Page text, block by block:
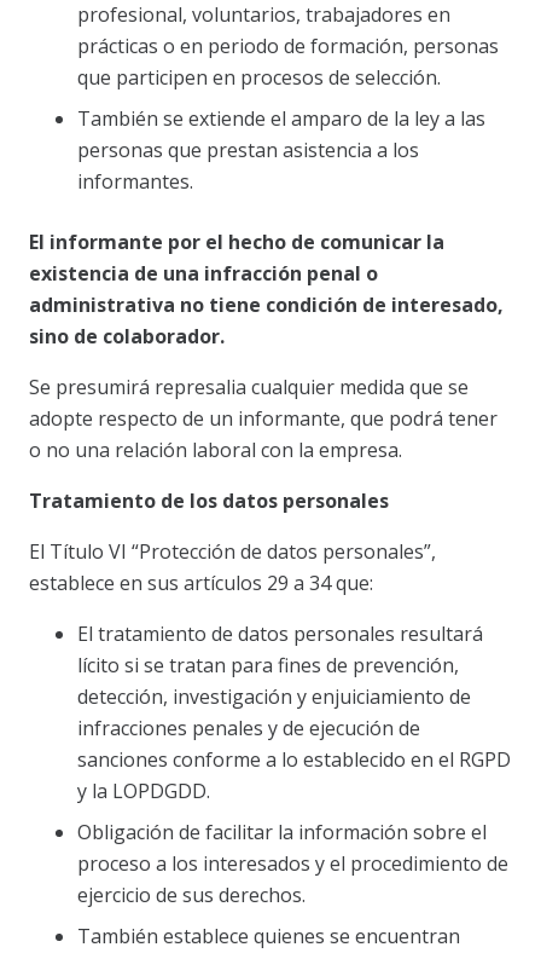
profesional, voluntarios, trabajadores en
prácticas o en periodo de formación, personas
que participen en procesos de selección.
También se extiende el amparo de la ley a las
personas que prestan asistencia a los
informantes.
El informante por el hecho de comunicar la
existencia de una infracción penal o
administrativa no tiene condición de interesado,
sino de colaborador.
Se presumirá represalia cualquier medida que se
adopte respecto de un informante, que podrá tener
o no una relación laboral con la empresa.
Tratamiento de los datos personales
El Título VI “Protección de datos personales”,
establece en sus artículos 29 a 34 que:
El tratamiento de datos personales resultará
lícito si se tratan para fines de prevención,
detección, investigación y enjuiciamiento de
infracciones penales y de ejecución de
sanciones conforme a lo establecido en el RGPD
y la LOPDGDD.
Obligación de facilitar la información sobre el
proceso a los interesados y el procedimiento de
ejercicio de sus derechos.
También establece quienes se encuentran